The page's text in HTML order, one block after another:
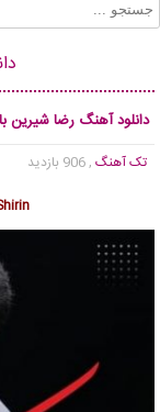
دانلود آهنگ رضا شیرین
تک آهنگ , 906 بازدید